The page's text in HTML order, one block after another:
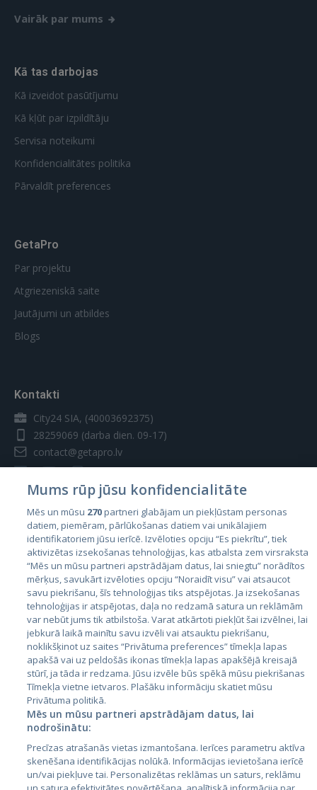
Vairāk par mums
Kā tas darbojas
Kā izveidot pasūtījumu
Kā kļūt par izpildītāju
Servisa noteikumi
Konfidencialitātes politika
Pārvaldīt preferences
GetaPro
Par projektu
Atgriezeniskā saite
Jautājumi un atbildes
Blogs
Kontakti
City24 SIA, (40003692375)
28259069 (darba dien. 09-17)
contact@getapro.lv
Valstis
Igaunija
Latvija
Lietuva
City24.lv
City24.ee
GetaPro.lv
GetaPro.ee
Kainos.lt
Paslaugos.lt
auto24.ee
Mums rūp jūsu konfidencialitāte
Mēs un mūsu 270partneri glabājam un piekļūstam personas
datiem, piemēram, pārlūkošanas datiem vai unikālajiem
identifikatoriem jūsu ierīcē. Izvēloties opciju “Es piekrītu”, tiek
aktivizētas izsekošanas tehnoloģijas, kas atbalsta zem virsraksta
“Mēs un mūsu partneri apstrādājam datus, lai sniegtu” norādītos
mērķus, savukārt izvēloties opciju “Noraidīt visu” vai atsaucot
savu piekrišanu, šīs tehnoloģijas tiks atspējotas. Ja izsekošanas
tehnoloģijas ir atspējotas, daļa no redzamā satura un reklāmām
var nebūt jums tik atbilstoša. Varat atkārtoti piekļūt šai izvēlnei, lai
jebkurā laikā mainītu savu izvēli vai atsauktu piekrišanu,
noklikšķinot uz saites “Privātuma preferences” tīmekļa lapas
apakšā vai uz peldošās ikonas tīmekļa lapas apakšējā kreisajā
stūrī, ja tāda ir redzama. Jūsu izvēle būs spēkā mūsu piekrišanas
Tīmekļa vietne ietvaros. Plašāku informāciju skatiet mūsu
Privātuma politikā.
Mēs un mūsu partneri apstrādājam datus, lai
nodrošinātu:
Precīzas atrašanās vietas izmantošana. Ierīces parametru aktīva
skenēšana identifikācijas nolūkā. Informācijas ievietošana ierīcē
un/vai piekļuve tai. Personalizētas reklāmas un saturs, reklāmu